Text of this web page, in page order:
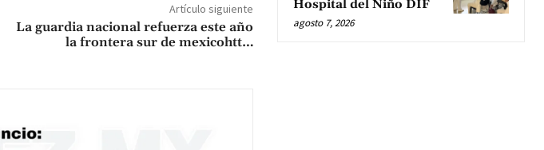
Artículo siguiente
La guardia nacional refuerza este año
la frontera sur de mexicohtt…
Hospital del Niño DIF
agosto 7, 2026